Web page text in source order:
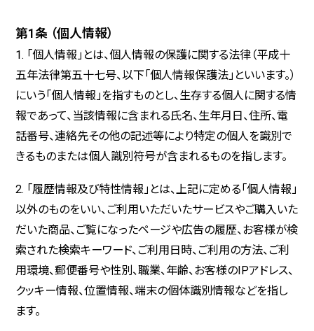
第1条 （個人情報）
1. 「個人情報」とは、個人情報の保護に関する法律（平成十
五年法律第五十七号、以下「個人情報保護法」といいます。）
にいう「個人情報」を指すものとし、生存する個人に関する情
報であって、当該情報に含まれる氏名、生年月日、住所、電
話番号、連絡先その他の記述等により特定の個人を識別で
きるものまたは個人識別符号が含まれるものを指します。
2. 「履歴情報及び特性情報」とは、上記に定める「個人情報」
以外のものをいい、ご利用いただいたサービスやご購入いた
だいた商品、ご覧になったページや広告の履歴、お客様が検
索された検索キーワード、ご利用日時、ご利用の方法、ご利
用環境、郵便番号や性別、職業、年齢、お客様のIPアドレス、
クッキー情報、位置情報、端末の個体識別情報などを指し
ます。